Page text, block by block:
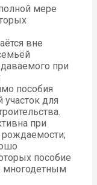
мере
вне
при
пособия
для
при
рождаемости;
пособие
многодетным